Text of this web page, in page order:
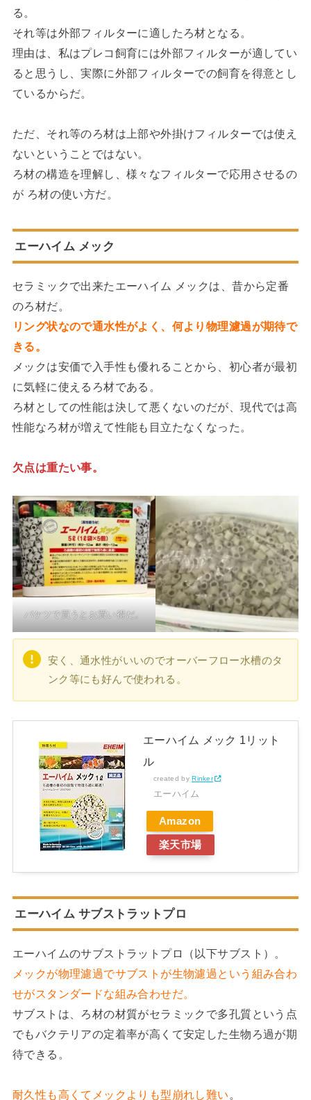
る。
それ等は外部フィルターに適したろ材となる。
理由は、私はプレコ飼育には外部フィルターが適してい
ると思うし、実際に外部フィルターでの飼育を得意とし
ているからだ。
ただ、それ等のろ材は上部や外掛けフィルターでは使え
ないということではない。
ろ材の構造を理解し、様々なフィルターで応用させるの
が ろ材の使い方だ。
エーハイム メック
セラミックで出来たエーハイム メックは、昔から定番
のろ材だ。
リング状なので通水性がよく、何より物理濾過が期待で
きる。
メックは安価で入手性も優れることから、初心者が最初
に気軽に使えるろ材である。
ろ材としての性能は決して悪くないのだが、現代では高
性能なろ材が増えて性能も目立たなくなった。
欠点は重たい事。
バケツで買うとお買い得だ。
安く、通水性がいいのでオーバーフロー水槽のタ
ンク等にも好んで使われる。
エーハイム メック 1リット
ル
created byRinker
エーハイム
Amazon
楽天市場
エーハイム サブストラットプロ
エーハイムのサブストラットプロ（以下サブスト）。
メックが物理濾過でサブストが生物濾過という組み合わ
せがスタンダードな組み合わせだ。
サブストは、ろ材の材質がセラミックで多孔質という点
でもバクテリアの定着率が高くて安定した生物ろ過が期
待できる。
耐久性も高くてメックよりも型崩れし難い 。